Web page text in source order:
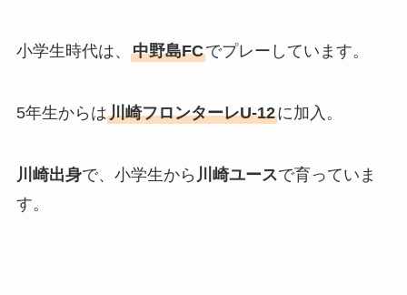
小学生時代は、 中野島FCでプレーしています。
5年生からは川崎フロンターレU-12に加入。
川崎出身で、小学生から 川崎ユースで育っていま
す。